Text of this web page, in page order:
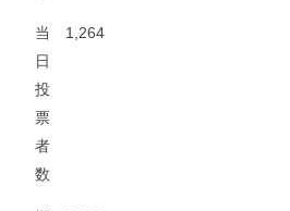
当
日
投
票
者
数
1,264